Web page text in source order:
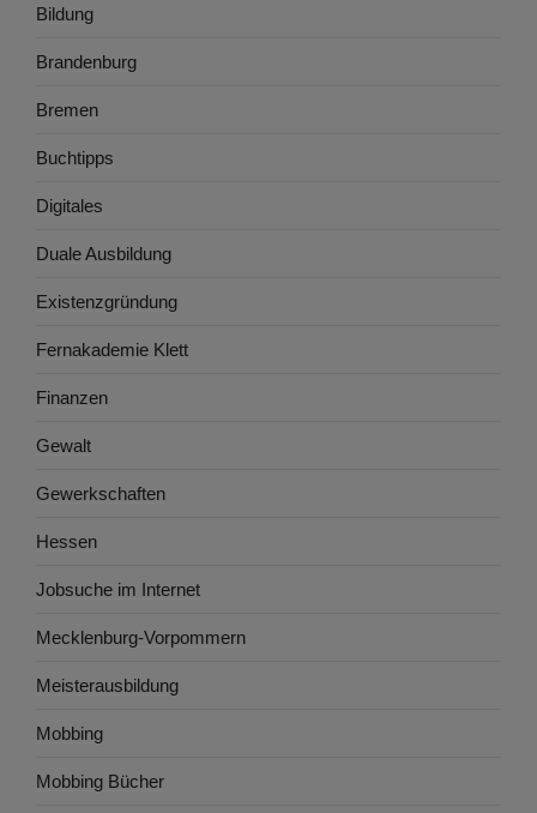
Bildung
Brandenburg
Bremen
Buchtipps
Digitales
Duale Ausbildung
Existenzgründung
Fernakademie Klett
Finanzen
Gewalt
Gewerkschaften
Hessen
Jobsuche im Internet
Mecklenburg-Vorpommern
Meisterausbildung
Mobbing
Mobbing Bücher